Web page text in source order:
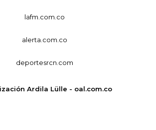
lafm.com.co
alerta.com.co
deportesrcn.com
Ardila Lülle - oal.com.co